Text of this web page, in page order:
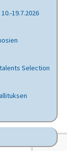
19.7.2026
Selection